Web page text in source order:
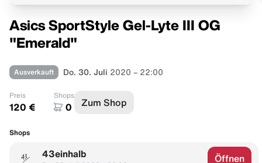
Asics SportStyle Gel-Lyte III OG
"Emerald"
Ausverkauft Do. 30. Juli 2020 – 22:00
Preis
120 €
Shops
0 Zum Shop
Shops
43einhalb Öffnen